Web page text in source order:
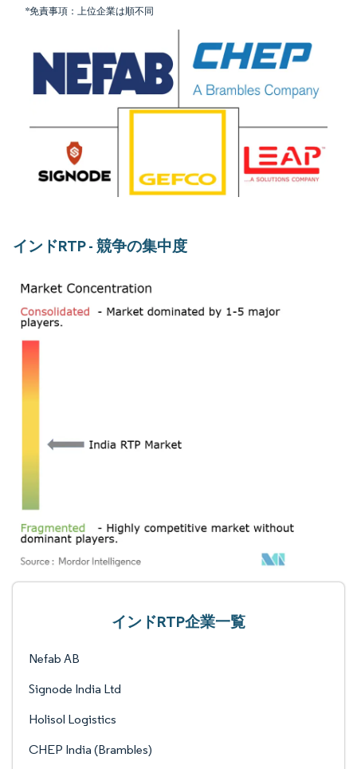
*免責事項：上位企業は順不同
インドRTP - 競争の集中度
インドRTP企業一覧
Nefab AB
Signode India Ltd
Holisol Logistics
CHEP India (Brambles)